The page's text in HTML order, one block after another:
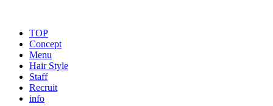
TOP
Concept
Menu
Hair Style
Staff
Recruit
info